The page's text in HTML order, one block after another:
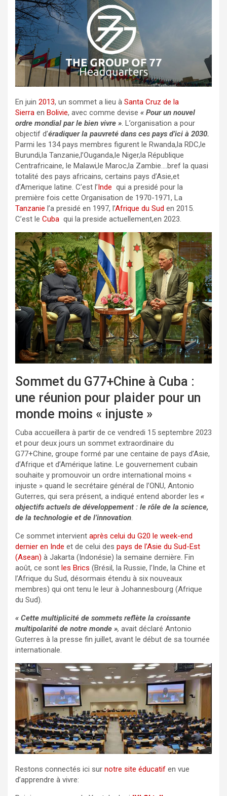
En juin 2013, un sommet a lieu à Santa Cruz de la
Sierra en Bolivie, avec comme devise « Pour un nouvel
ordre mondial par le bien vivre ». L’organisation a pour
objectif d’éradiquer la pauvreté dans ces pays d’ici à 2030.
Parmi les 134 pays membres figurent le Rwanda,la RDC,le
Burundi,la Tanzanie,l’Ouganda,le Niger,la République
Centrafricaine, le Malawi,le Maroc,la Zambie….bref la quasi
totalité des pays africains, certains pays d’Asie,et
d’Amerique latine. C’est l’Inde qui a presidé pour la
première fois cette Organisation de 1970-1971, La
Tanzanie l’a presidé en 1997, l’Afrique du Sud en 2015.
C’est le Cuba qui la preside actuellement,en 2023.
Sommet du G77+Chine à Cuba :
une réunion pour plaider pour un
monde moins « injuste »
Cuba accueillera à partir de ce vendredi 15 septembre 2023
et pour deux jours un sommet extraordinaire du
G77+Chine, groupe formé par une centaine de pays d’Asie,
d’Afrique et d’Amérique latine. Le gouvernement cubain
souhaite y promouvoir un ordre international moins «
injuste » quand le secrétaire général de l’ONU, Antonio
Guterres, qui sera présent, a indiqué entend aborder les «
objectifs actuels de développement : le rôle de la science,
de la technologie et de l’innovation.
Ce sommet intervient après celui du G20 le week-end
dernier en Inde et de celui des pays de l’Asie du Sud-Est
(Asean) à Jakarta (Indonésie) la semaine dernière. Fin
août, ce sont les Brics (Brésil, la Russie, l’Inde, la Chine et
l’Afrique du Sud, désormais étendu à six nouveaux
membres) qui ont tenu le leur à Johannesbourg (Afrique
du Sud).
« Cette multiplicité de sommets reflète la croissante
multipolarité de notre monde », avait déclaré Antonio
Guterres à la presse fin juillet, avant le début de sa tournée
internationale.
Restons connectés ici sur notre site éducatif en vue
d’apprendre à vivre: